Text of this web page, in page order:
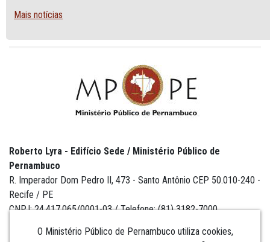
Mais notícias
O Ministério Público de Pernambuco utiliza cookies,
Roberto Lyra - Edifício Sede / Ministério Público de
Pernambuco
R. Imperador Dom Pedro II, 473 - Santo Antônio CEP 50.010-240 -
Recife / PE
CNPJ: 24.417.065/0001-03 / Telefone: (81) 3182-7000